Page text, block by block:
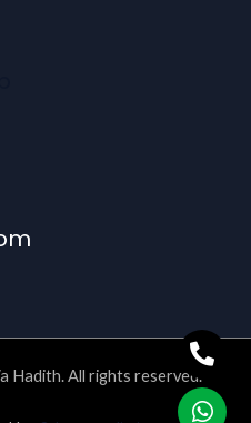
Hadith. All rights reserved.